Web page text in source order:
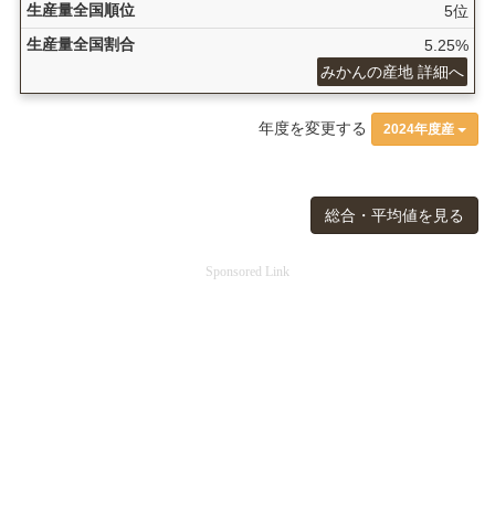
生産量全国順位
5位
生産量全国割合
5.25%
みかんの産地 詳細へ
年度を変更する 2024年度産
総合・平均値を見る
Sponsored Link